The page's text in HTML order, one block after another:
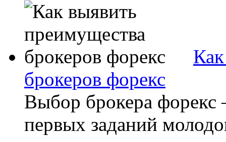
брокеров форекс
Выбор брокера
первых заданий